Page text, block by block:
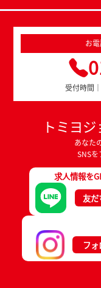
お
受付時間
トミヨ
あなた
SNSを
求人情報を
友
フ